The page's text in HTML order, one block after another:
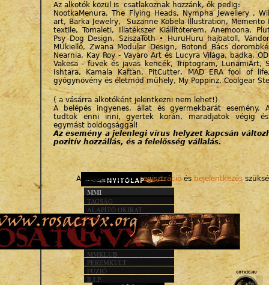
Az alkotók közül is csatlakoznak hozzánk, ők pedig:
NootkaMenura, The Flying Heads, Nympha Jewellery ,
art, Barka Jewelry, Suzanne Kobela Illustration, Memento
textile, Tomaleti, Illatékszer Kiállítóterem, Anemoona,
Psy Dog Design, SziszaTóth • HuruHuru hajbatoll,
MUkiellő, Zwana Modular Design, Botond Bács
Nearnia, Kay Roy - Vayaro Art és Lucyra Világa, badka,
Vakesa - füvek és javas kencék, Triptogram, LunamiArt,
Ishtara, Kamala Kaftan, PitCutter, MAD ERA fool of
gyógynövény és életmód műhely, My Poppinz, Coolgear
( a vásárra alkotóként jelentkezni nem lehet!)
A belépés ingyenes, állat és gyermekbarát esemény.
tudtok enni inni, gyertek korán, maradjatok végig
egymást boldogsággal!
Az esemény a jelenlegi vírus helyzet kapcsán
pozitív hozzállás, és a felelősség vállalás.
A hozzászóláshozregisztrációés bejelentkezés
MMI
TAGSÁG
ALAPÍTÓ OKIRAT
KÖZHASZN. JEL.
1%
MMACT
MMKLUB
PEREMKULT
FÚZIÓ
R.I.P.